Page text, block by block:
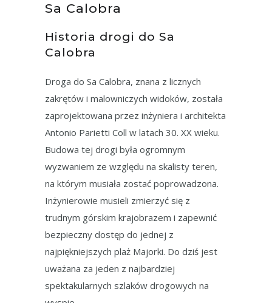
Sa Calobra
Historia drogi do Sa
Calobra
Droga do Sa Calobra, znana z licznych
zakrętów i malowniczych widoków, została
zaprojektowana przez inżyniera i architekta
Antonio Parietti Coll w latach 30. XX wieku.
Budowa tej drogi była ogromnym
wyzwaniem ze względu na skalisty teren,
na którym musiała zostać poprowadzona.
Inżynierowie musieli zmierzyć się z
trudnym górskim krajobrazem i zapewnić
bezpieczny dostęp do jednej z
najpiękniejszych plaż Majorki. Do dziś jest
uważana za jeden z najbardziej
spektakularnych szlaków drogowych na